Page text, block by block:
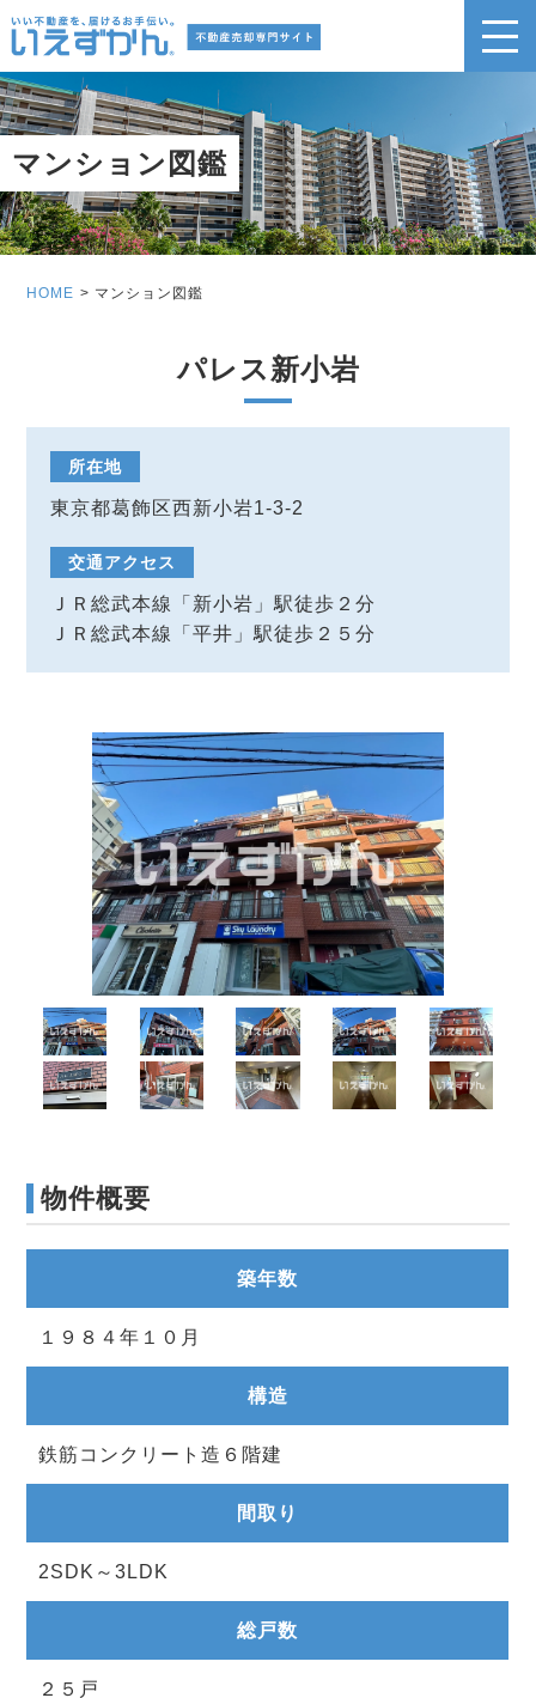
マンション図鑑
HOME マンション図鑑
パレス新小岩
所在地
東京都葛飾区西新小岩1-3-2
交通アクセス
ＪＲ総武本線「新小岩」駅徒歩２分
ＪＲ総武本線「平井」駅徒歩２５分
物件概要
築年数
１９８４年１０月
構造
鉄筋コンクリート造６階建
間取り
2SDK～3LDK
総戸数
２５戸